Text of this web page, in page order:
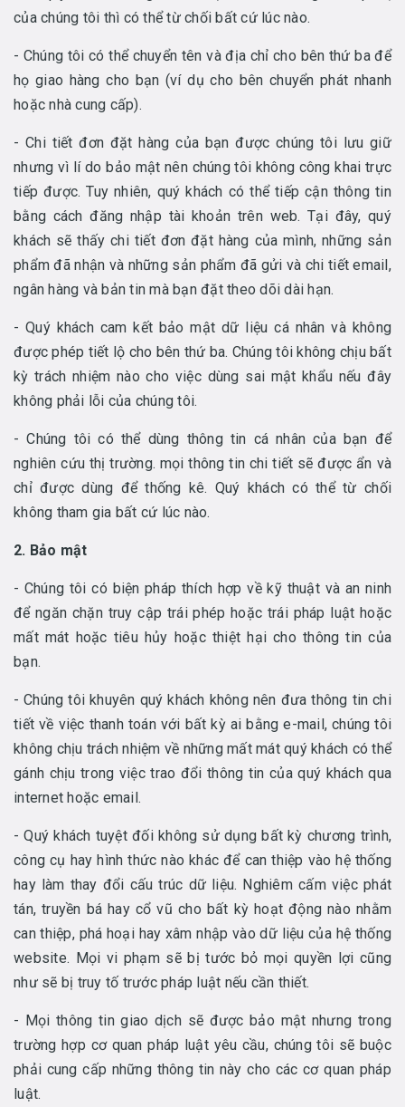
của chúng tôi thì có thể từ chối bất cứ lúc nào.
- Chúng tôi có thể chuyển tên và địa chỉ cho bên thứ ba để
họ giao hàng cho bạn (ví dụ cho bên chuyển phát nhanh
hoặc nhà cung cấp).
- Chi tiết đơn đặt hàng của bạn được chúng tôi lưu giữ
nhưng vì lí do bảo mật nên chúng tôi không công khai trực
tiếp được. Tuy nhiên, quý khách có thể tiếp cận thông tin
bằng cách đăng nhập tài khoản trên web. Tại đây, quý
khách sẽ thấy chi tiết đơn đặt hàng của mình, những sản
phẩm đã nhận và những sản phẩm đã gửi và chi tiết email,
ngân hàng và bản tin mà bạn đặt theo dõi dài hạn.
- Quý khách cam kết bảo mật dữ liệu cá nhân và không
được phép tiết lộ cho bên thứ ba. Chúng tôi không chịu bất
kỳ trách nhiệm nào cho việc dùng sai mật khẩu nếu đây
không phải lỗi của chúng tôi.
- Chúng tôi có thể dùng thông tin cá nhân của bạn để
nghiên cứu thị trường. mọi thông tin chi tiết sẽ được ẩn và
chỉ được dùng để thống kê. Quý khách có thể từ chối
không tham gia bất cứ lúc nào.
2. Bảo mật
- Chúng tôi có biện pháp thích hợp về kỹ thuật và an ninh
để ngăn chặn truy cập trái phép hoặc trái pháp luật hoặc
mất mát hoặc tiêu hủy hoặc thiệt hại cho thông tin của
bạn.
- Chúng tôi khuyên quý khách không nên đưa thông tin chi
tiết về việc thanh toán với bất kỳ ai bằng e-mail, chúng tôi
không chịu trách nhiệm về những mất mát quý khách có thể
gánh chịu trong việc trao đổi thông tin của quý khách qua
internet hoặc email.
- Quý khách tuyệt đối không sử dụng bất kỳ chương trình,
công cụ hay hình thức nào khác để can thiệp vào hệ thống
hay làm thay đổi cấu trúc dữ liệu. Nghiêm cấm việc phát
tán, truyền bá hay cổ vũ cho bất kỳ hoạt động nào nhằm
can thiệp, phá hoại hay xâm nhập vào dữ liệu của hệ thống
website. Mọi vi phạm sẽ bị tước bỏ mọi quyền lợi cũng
như sẽ bị truy tố trước pháp luật nếu cần thiết.
- Mọi thông tin giao dịch sẽ được bảo mật nhưng trong
trường hợp cơ quan pháp luật yêu cầu, chúng tôi sẽ buộc
phải cung cấp những thông tin này cho các cơ quan pháp
luật.